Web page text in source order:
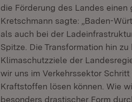
die Förderung des Landes
Kretschmann sagte: „Baden-
als auch bei der
Spitze. Die Transformation hin
Klimaschutzziele der
wir uns im Verkehrssektor
Kraftstoffen lösen können. Wie
besonders drastischer Form